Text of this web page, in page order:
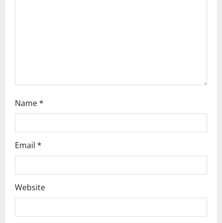
Name*
Email *
Website